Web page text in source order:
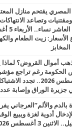
المصري يقتحم منازل
ومقتنيات وتصاعد
الأسعار: زيت الطعام
المخابز
أموال القروض؟
الحكومة رغم تراجع
4 أغسطس 2026.. تجدد
جزيرة الوراق وإصابة
لإدخال أدوية لغزة ويبيع